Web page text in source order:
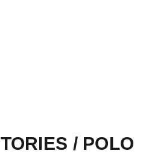
/ POLO